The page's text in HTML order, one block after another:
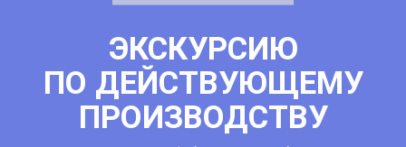
ЭКСКУРСИЮ
ПО ДЕЙСТВУЮЩЕМУ
ПРОИЗВОДСТВУ